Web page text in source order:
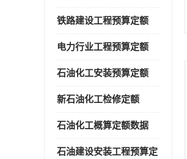
铁路建设工程预算定额
电力行业工程预算定额
石油化工安装预算定额
新石油化工检修定额
石油化工概算定额数据
石油建设安装工程预算定